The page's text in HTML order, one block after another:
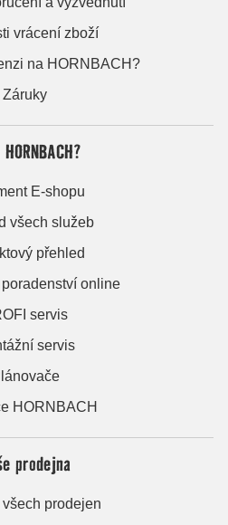
vrácení zboží
na HORNBACH?
Záruky
E-shopu
všech služeb
přehled
online
servis
servis
HORNBACH
prodejna
prodejen